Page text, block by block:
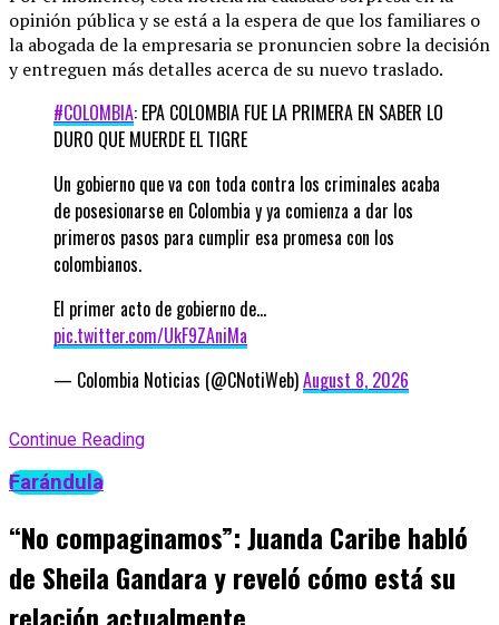
opinión pública y se está a la espera de que los familiares o
la abogada de la empresaria se pronuncien sobre la decisión
y entreguen más detalles acerca de su nuevo traslado.
#COLOMBIA: EPA COLOMBIA FUE LA PRIMERA EN SABER LO
DURO QUE MUERDE EL TIGRE
Un gobierno que va con toda contra los criminales acaba
de posesionarse en Colombia y ya comienza a dar los
primeros pasos para cumplir esa promesa con los
colombianos.
El primer acto de gobierno de…
pic.twitter.com/UkF9ZAniMa
— Colombia Noticias (@CNotiWeb)August 8, 2026
Continue Reading
Farándula
“No compaginamos”: Juanda Caribe habló
de Sheila Gandara y reveló cómo está su